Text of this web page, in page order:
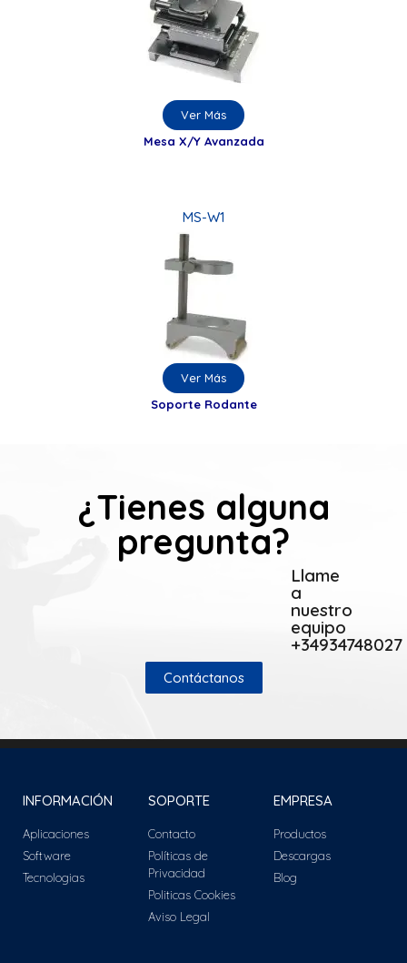
Mesa X/Y Avanzada
Ver Más
MS-W1
Soporte Rodante
Ver Más
¿Tienes alguna
pregunta?
Llame
a
nuestro
equipo
+34934748027
Contáctanos
INFORMACIÓN
Aplicaciones
Software
Tecnologias
SOPORTE
Contacto
Políticas de
Privacidad
Politicas Cookies
Aviso Legal
EMPRESA
Productos
Descargas
Blog